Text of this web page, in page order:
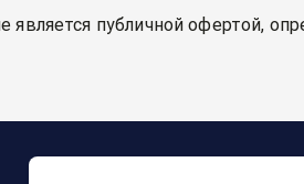
является публичной офертой,